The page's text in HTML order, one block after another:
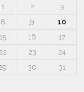
1
2
3
8 9
10
15 16
17
22 23
24
30
31